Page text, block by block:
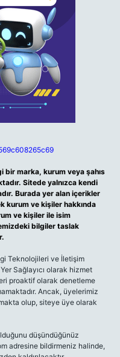
bir marka, kurum veya şahıs
Sitede yalnızca kendi
Burada yer alan içerikler
kurum ve kişiler hakkında
ve kişiler ile isim
bilgiler taslak
Teknolojileri ve İletişim
Sağlayıcı olarak hizmet
proaktif olarak denetleme
Ancak, üyelerimiz
olup, siteye üye olarak
düşündüğünüz
adresine bildirmeniz halinde,